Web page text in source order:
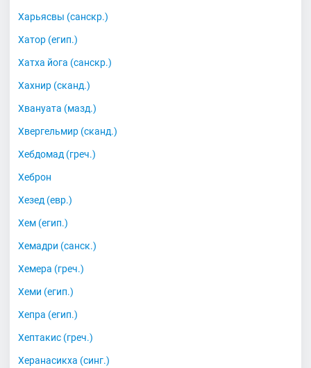
Харьясвы (санскр.)
Хатор (егип.)
Хатха йога (санскр.)
Хахнир (сканд.)
Хвануата (мазд.)
Хвергельмир (сканд.)
Хебдомад (греч.)
Хеброн
Хезед (евр.)
Хем (егип.)
Хемадри (санск.)
Хемера (греч.)
Хеми (егип.)
Хепра (егип.)
Хептакис (греч.)
Херанасикха (синг.)